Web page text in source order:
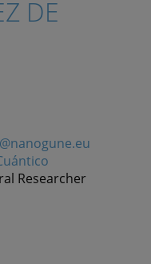
DE
Researcher